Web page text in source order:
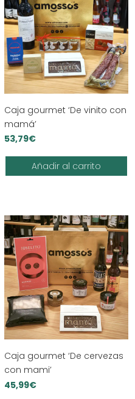
Caja gourmet ‘De vinito con
mamá’
53,79€
Añadir al carrito
Caja gourmet ‘De cervezas
con mami’
45,99€